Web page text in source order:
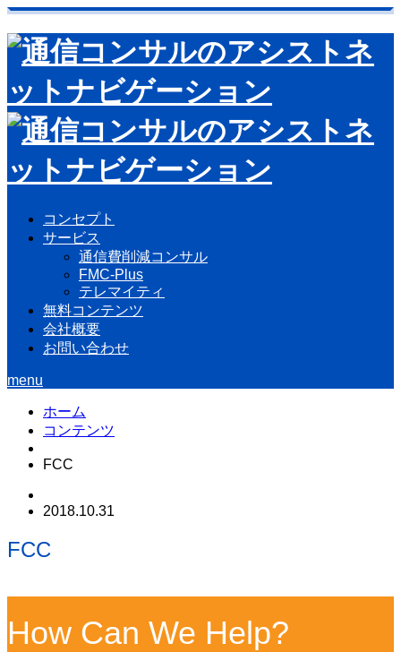
コンセプト
サービス
通信費削減コンサル
FMC-Plus
テレマイティ
無料コンテンツ
会社概要
お問い合わせ
menu
ホーム
コンテンツ
FCC
2018.10.31
FCC
How Can We Help?